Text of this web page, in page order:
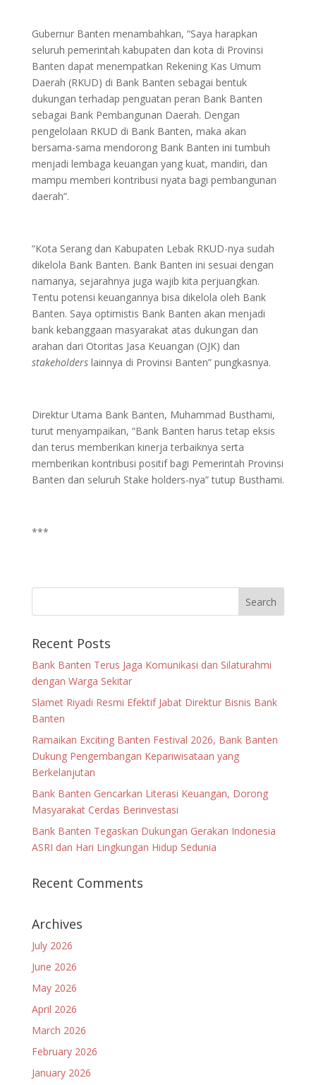
Gubernur Banten menambahkan, “Saya harapkan
seluruh pemerintah kabupaten dan kota di Provinsi
Banten dapat menempatkan Rekening Kas Umum
Daerah (RKUD) di Bank Banten sebagai bentuk
dukungan terhadap penguatan peran Bank Banten
sebagai Bank Pembangunan Daerah. Dengan
pengelolaan RKUD di Bank Banten, maka akan
bersama-sama mendorong Bank Banten ini tumbuh
menjadi lembaga keuangan yang kuat, mandiri, dan
mampu memberi kontribusi nyata bagi pembangunan
daerah”.
“Kota Serang dan Kabupaten Lebak RKUD-nya sudah
dikelola Bank Banten. Bank Banten ini sesuai dengan
namanya, sejarahnya juga wajib kita perjuangkan.
Tentu potensi keuangannya bisa dikelola oleh Bank
Banten. Saya optimistis Bank Banten akan menjadi
bank kebanggaan masyarakat atas dukungan dan
arahan dari Otoritas Jasa Keuangan (OJK) dan
stakeholderslainnya di Provinsi Banten” pungkasnya.
Direktur Utama Bank Banten, Muhammad Busthami,
turut menyampaikan, “Bank Banten harus tetap eksis
dan terus memberikan kinerja terbaiknya serta
memberikan kontribusi positif bagi Pemerintah Provinsi
Banten dan seluruh Stake holders-nya” tutup Busthami.
***
Recent Posts
Bank Banten Terus Jaga Komunikasi dan Silaturahmi
dengan Warga Sekitar
Slamet Riyadi Resmi Efektif Jabat Direktur Bisnis Bank
Banten
Ramaikan Exciting Banten Festival 2026, Bank Banten
Dukung Pengembangan Kepariwisataan yang
Berkelanjutan
Bank Banten Gencarkan Literasi Keuangan, Dorong
Masyarakat Cerdas Berinvestasi
Bank Banten Tegaskan Dukungan Gerakan Indonesia
ASRI dan Hari Lingkungan Hidup Sedunia
Recent Comments
Archives
July 2026
June 2026
May 2026
April 2026
March 2026
February 2026
January 2026